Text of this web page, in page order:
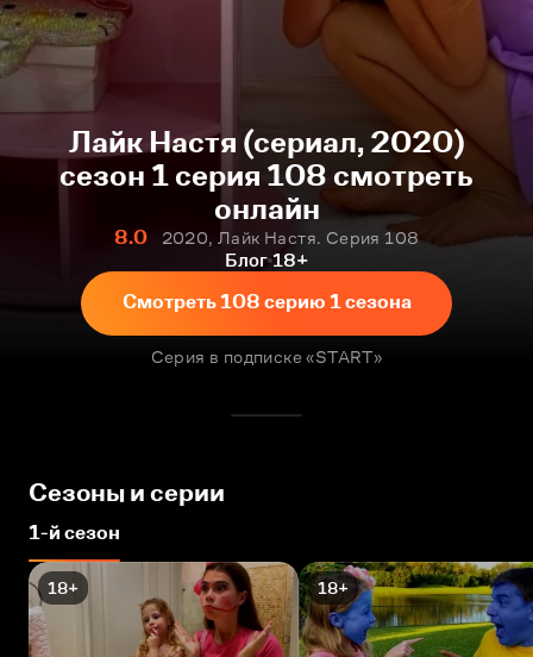
Лайк Настя (сериал, 2020)
сезон 1 серия 108 смотреть
онлайн
8.0
2020, Лайк Настя. Серия 108
Блог 18+
Смотреть 108 серию 1 сезона
Серия в подписке «START»
Сезоны и серии
1-й сезон
18+ 18+